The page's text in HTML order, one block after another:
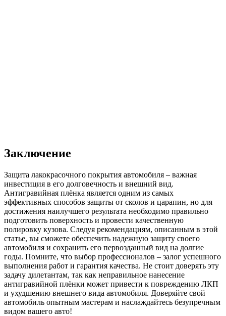
Заключение
Защита лакокрасочного покрытия автомобиля – важная
инвестиция в его долговечность и внешний вид.
Антигравийная плёнка является одним из самых
эффективных способов защиты от сколов и царапин, но для
достижения наилучшего результата необходимо правильно
подготовить поверхность и провести качественную
полировку кузова. Следуя рекомендациям, описанным в этой
статье, вы сможете обеспечить надежную защиту своего
автомобиля и сохранить его первозданный вид на долгие
годы. Помните, что выбор профессионалов – залог успешного
выполнения работ и гарантия качества. Не стоит доверять эту
задачу дилетантам, так как неправильное нанесение
антигравийной плёнки может привести к повреждению ЛКП
и ухудшению внешнего вида автомобиля. Доверяйте свой
автомобиль опытным мастерам и наслаждайтесь безупречным
видом вашего авто!